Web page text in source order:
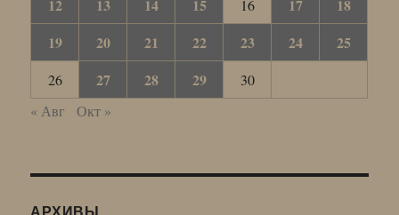
12
13 14 15 16 17
18
19
20 21 22 23 24 25
26 27 28 29
30
« Авг
Окт »